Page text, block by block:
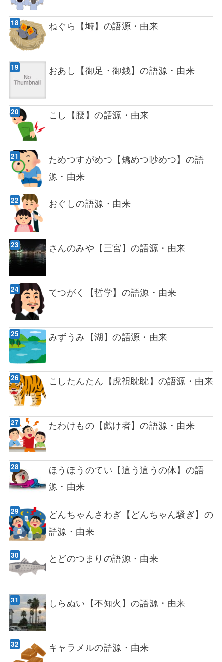
ねぐら【塒】の語源・由来
おあし【御足・御銭】の語源・由来
こし【腰】の語源・由来
ためつすがめつ【矯めつ眇めつ】の語
源・由来
おぐしの語源・由来
さんのみや【三宮】の語源・由来
てつがく【哲学】の語源・由来
みずうみ【湖】の語源・由来
こしたんたん【虎視眈眈】の語源・由来
たわけもの【戯け者】の語源・由来
ほうほうのてい【這う這うの体】の語
源・由来
どんちゃんさわぎ【どんちゃん騒ぎ】の
語源・由来
とどのつまりの語源・由来
しらぬい【不知火】の語源・由来
キャラメルの語源・由来